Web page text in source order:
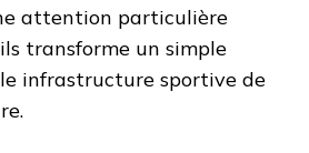
attention particulière
transforme un simple
infrastructure sportive de